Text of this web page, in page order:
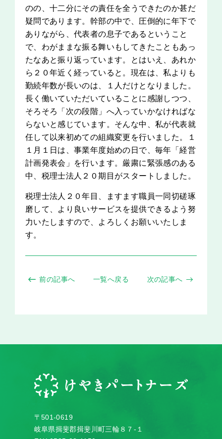
のの、十二分にその責任を全うできたのか甚だ
疑問であります。幹部の中で、圧倒的に年下で
ありながら、代表者の息子であるということ
で、わがままな振る舞いもしてきたこともあっ
たなあと振り返っています。とはいえ、あれか
ら２０年近く経っていると。現在は、私よりも
勤続年数が長いのは、１人だけとなりました。
長く働いていただいていることに感謝しつつ、
そろそろ「次の段階」へ入っていかなければな
らないと感じています。そんな中、私が代表就
任して以来初めての組織変更を行いました。１
１月１日は、事業年度始めの日で、毎年「経営
計画発表会」を行います。厳粛に緊張感のある
中、税理士法人２０期目がスタートしました。
税理士法人２０年目、ますます職員一同切磋琢
磨して、より良いサービスを提供できるよう努
力いたしますので、よろしくお願いいたしま
す。
前の記事へ 一覧へ戻る 次の記事へ
〒501-0619
岐阜県揖斐郡揖斐川町三輪８７-１